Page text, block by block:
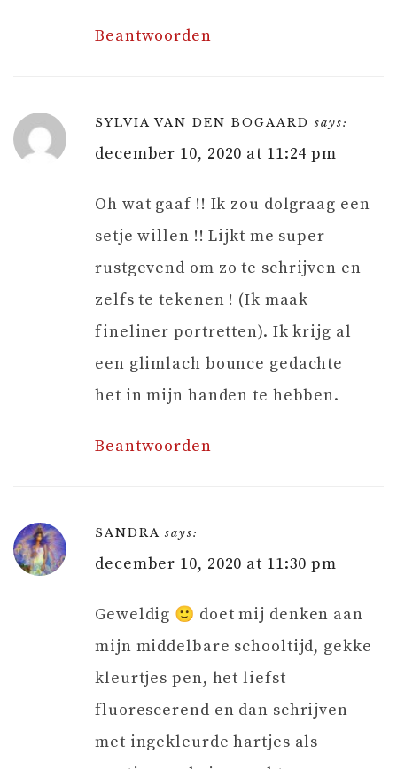
Beantwoorden
SYLVIA VAN DEN BOGAARD says:
december 10, 2020 at 11:24 pm
Oh wat gaaf !! Ik zou dolgraag een
setje willen !! Lijkt me super
rustgevend om zo te schrijven en
zelfs te tekenen ! (Ik maak
fineliner portretten). Ik krijg al
een glimlach bounce gedachte
het in mijn handen te hebben.
Beantwoorden
SANDRA says:
december 10, 2020 at 11:30 pm
Geweldig 🙂 doet mij denken aan
mijn middelbare schooltijd, gekke
kleurtjes pen, het liefst
fluorescerend en dan schrijven
met ingekleurde hartjes als